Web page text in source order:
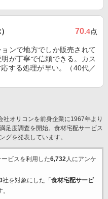
70.4点
ンで地方でしか販売されて
が丁寧で信頼できる。カス
する処理が早い。（40代／
社オリコンを前身企業に1967年より
足度調査を開始。食材宅配サービス
グを発表しています。
ビスを利用した6,732人にアンケ
社を対象にした「 食材宅配サービ